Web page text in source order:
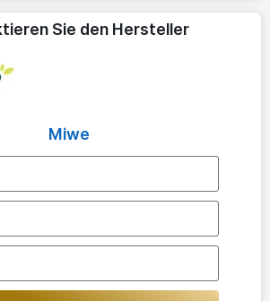
Sie den Hersteller
Miwe